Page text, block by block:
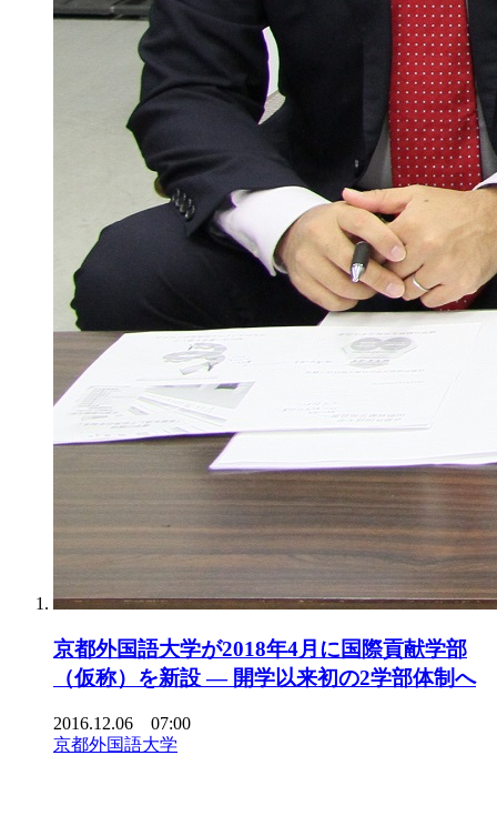
京都外国語大学が2018年4月に国際貢献学部
（仮称）を新設 — 開学以来初の2学部体制へ
2016.12.06 07:00
京都外国語大学